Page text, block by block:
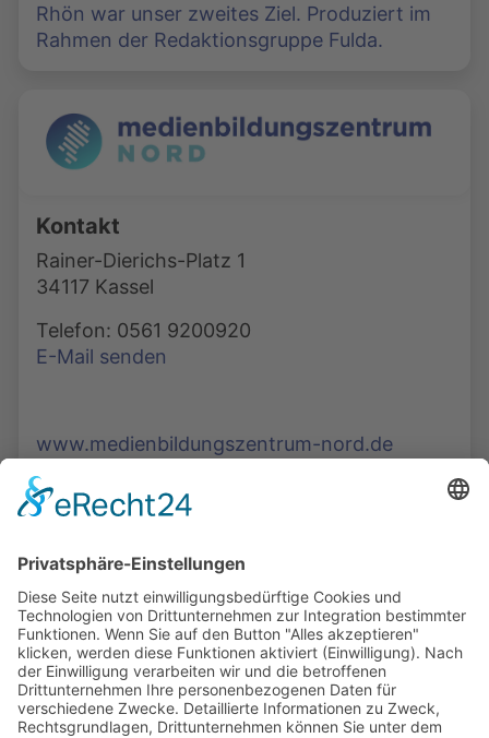
Rhön war unser zweites Ziel. Produziert im
Rahmen der Redaktionsgruppe Fulda.
Kontakt
Rainer-Dierichs-Platz 1
34117 Kassel
Telefon: 0561 9200920
E-Mail senden
www.medienbildungszentrum-nord.de
Podcasts, Themen und Informationen.
Entdecken Sie unser Forum für Medien, Bildung
und Demokratie - jederzeit und überall
verfügbar.
Mehr erfahren